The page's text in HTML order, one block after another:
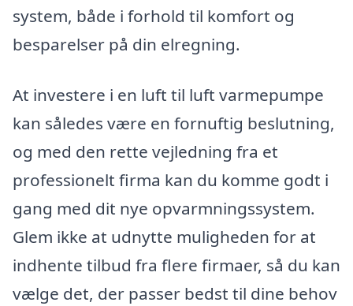
system, både i forhold til komfort og
besparelser på din elregning.
At investere i en luft til luft varmepumpe
kan således være en fornuftig beslutning,
og med den rette vejledning fra et
professionelt firma kan du komme godt i
gang med dit nye opvarmningssystem.
Glem ikke at udnytte muligheden for at
indhente tilbud fra flere firmaer, så du kan
vælge det, der passer bedst til dine behov